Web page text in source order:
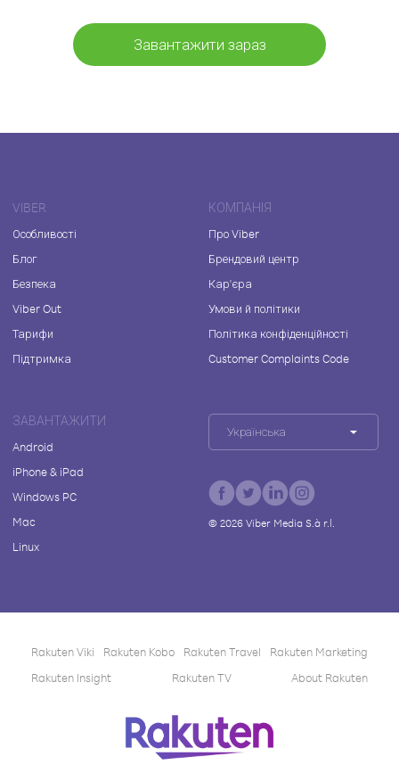
Завантажити зараз
VIBER
Особливості
Блог
Безпека
Viber Out
Тарифи
Підтримка
КОМПАНІЯ
Про Viber
Брендовий центр
Кар'єра
Умови й політики
Політика конфіденційності
Customer Complaints Code
ЗАВАНТАЖИТИ
Android
iPhone & iPad
Windows PC
Mac
Linux
Українська
© 2026Viber Media S.à r.l.
Rakuten Viki Rakuten Kobo Rakuten Travel
Rakuten Marketing
Rakuten Insight
Rakuten TV About Rakuten